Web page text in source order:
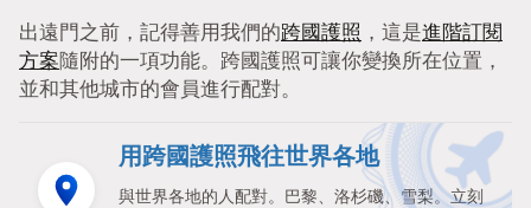
出遠門之前，記得善用我們的跨國護照 ，這是進階訂閱
方案隨附的一項功能。跨國護照可讓你變換所在位置，
並和其他城市的會員進行配對。
用跨國護照飛往世界各地
與世界各地的人配對。巴黎、洛杉磯、雪梨。立刻